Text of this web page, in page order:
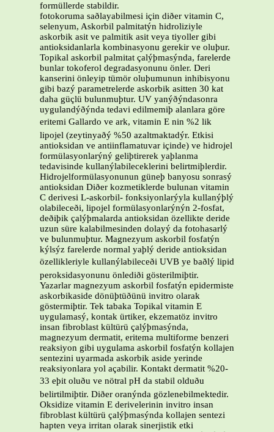
formüllerde stabildir.
fotokoruma saðlayabilmesi için diðer vitamin C,
selenyum, Askorbil palmitatýn hidroliziyle
askorbik asit ve palmitik asit veya tiyoller gibi
antioksidanlarla kombinasyonu gerekir ve oluþur.
Topikal askorbil palmitat çalýþmasýnda, farelerde
bunlar tokoferol degradasyonunu önler. Deri
kanserini önleyip tümör oluþumunun inhibisyonu
gibi bazý parametrelerde askorbik asitten 30 kat
daha güçlü bulunmuþtur. UV yanýðýndasonra
uygulandýðýnda tedavi edilmemiþ alanlara göre
eritemi Gallardo ve ark, vitamin E nin %2 lik
lipojel (zeytinyaðý %50 azaltmaktadýr. Etkisi
antioksidan ve antiinflamatuvar içinde) ve hidrojel
formülasyonlarýný geliþtirerek yaþlanma
tedavisinde kullanýlabileceklerini belirtmiþlerdir.
Hidrojelformülasyonunun güneþ banyosu sonrasý
antioksidan Diðer kozmetiklerde bulunan vitamin
C derivesi L-askorbil- fonksiyonlarýyla kullanýþlý
olabileceði, lipojel formülasyonlarýnýn 2-fosfat,
deðiþik çalýþmalarda antioksidan özellikte deride
uzun süre kalabilmesinden dolayý da fotohasarlý
ve bulunmuþtur. Magnezyum askorbil fosfatýn
kýlsýz farelerde normal yaþlý deride antioksidan
özellikleriyle kullanýlabileceði UVB ye baðlý lipid
peroksidasyonunu önlediði gösterilmiþtir.
Yazarlar magnezyum askorbil fosfatýn epidermiste
askorbikaside dönüþtüðünü invitro olarak
göstermiþtir. Tek tabaka Topikal vitamin E
uygulamasý, kontak ürtiker, ekzematöz invitro
insan fibroblast kültürü çalýþmasýnda,
magnezyum dermatit, eritema multiforme benzeri
reaksiyon gibi uygulama askorbil fosfatýn kollajen
sentezini uyarmada askorbik aside yerinde
reaksiyonlara yol açabilir. Kontakt dermatit %20-
33 eþit oluðu ve nötral pH da stabil olduðu
belirtilmiþtir. Diðer oranýnda gözlenebilmektedir.
Oksidize vitamin E derivelerinin invitro insan
fibroblast kültürü çalýþmasýnda kollajen sentezi
hapten veya irritan olarak sinerjistik etki